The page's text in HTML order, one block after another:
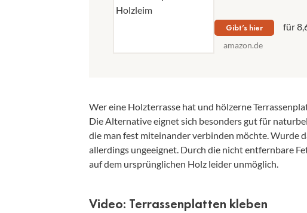
Gibt’s hier für
amazon.de
Wer eine Holzterrasse hat und hölzerne
Die Alternative eignet sich besonders gut für
die man fest miteinander verbinden möchte. Wurde
allerdings ungeeignet. Durch die nicht entfernbare
auf dem ursprünglichen Holz leider unmöglich.
Video: Terrassenplatten kleben